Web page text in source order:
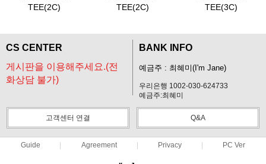
TEE(2C)
TEE(2C)
TEE(3C)
CS CENTER
게시판을 이용해주세요.(전
화상담 불가)
BANK INFO
예금주 : 최혜미(I'm Jane)
우리은행 1002-030-624733
예금주:최혜미
고객센터 연결 Q&A
Guide Agreement Privacy PC Ver